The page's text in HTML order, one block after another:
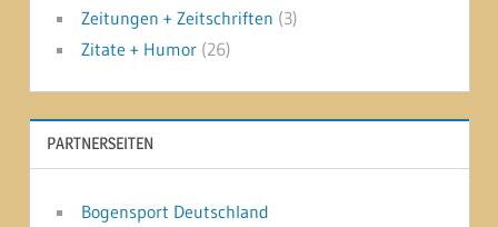
Zeitungen + Zeitschriften (3)
Zitate + Humor(26)
PARTNERSEITEN
Bogensport Deutschland